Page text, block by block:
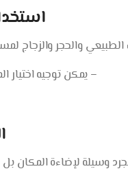
والحجر والزجاج
– يمكن توجيه اختيار
وسيلة لإضاءة المكان